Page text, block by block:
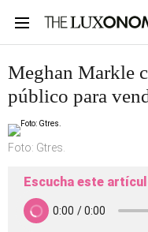
Meghan Markle
público para
Foto: Gtres.
Escucha este